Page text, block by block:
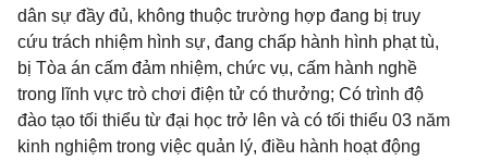
dân sự đầy đủ, không thuộc trường hợp đang bị truy
cứu trách nhiệm hình sự, đang chấp hành hình phạt tù,
bị Tòa án cấm đảm nhiệm, chức vụ, cấm hành nghề
trong lĩnh vực trò chơi điện tử có thưởng; Có trình độ
đào tạo tối thiểu từ đại học trở lên và có tối thiểu 03 năm
kinh nghiệm trong việc quản lý, điều hành hoạt động